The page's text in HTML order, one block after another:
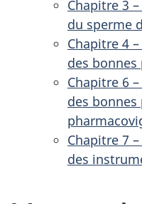
Chapitre 3
du sperme
Chapitre 4
des
Chapitre 6
des
Chapitre 7
des